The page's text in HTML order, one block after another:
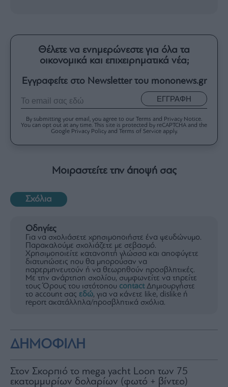
Θέλετε να ενημερώνεστε για όλα τα
οικονομικά και επιχειρηματικά νέα;
Εγγραφείτε στο Newsletter του mononews.gr
ΕΓΓΡΑΦΗ
By submitting your email, you agree to our Terms and Privacy Notice.
You can opt out at any time. This site is protected by reCAPTCHA and the
Google Privacy Policy and Terms of Service apply.
Μοιραστείτε την άποψή σας
Σχόλια
Οδηγίες
Για να σχολιάσετε χρησιμοποιήστε ένα ψευδώνυμο.
Παρακαλούμε σχολιάζετε με σεβασμό.
Χρησιμοποιείτε κατανοητή γλώσσα και αποφύγετε
διατυπώσεις που θα μπορούσαν να
παρερμηνευτούν ή να θεωρηθούν προσβλητικές.
Με την ανάρτηση σχολίου, συμφωνείτε να τηρείτε
τους Όρους του ιστότοπου contactΔημιουργήστε
το account σας εδώ, για να κάνετε like, dislike ή
report ακατάλληλα/προσβλητικά σχόλια.
ΔΗΜΟΦΙΛΗ
Στον Σκορπιό το mega yacht Loon των 75
εκατομμυρίων δολαρίων (φωτό + βίντεο)